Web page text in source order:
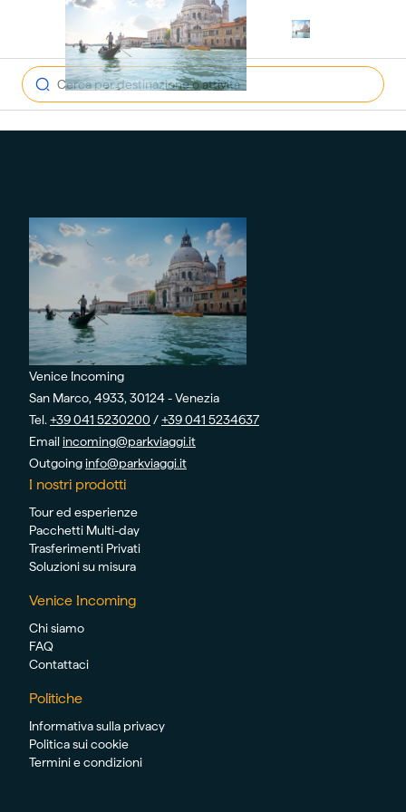
Venice Incoming
San Marco, 4933, 30124 - Venezia
Tel.+39 041 5230200 /+39 041 5234637
Emailincoming@parkviaggi.it
Outgoinginfo@parkviaggi.it
I nostri prodotti
Tour ed esperienze
Pacchetti Multi-day
Trasferimenti Privati
Soluzioni su misura
Venice Incoming
Chi siamo
FAQ
Contattaci
Politiche
Informativa sulla privacy
Politica sui cookie
Termini e condizioni